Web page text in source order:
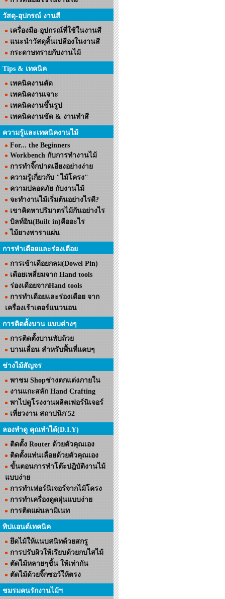
วัสดุ-อุปกรณ์ งานสี
เครื่องมือ-อุปกรณ์ที่ใช้ในงานสี
แนะนำวัสดุสิ้นเปลืองในงานสี
กระดาษทรายกับงานไม้
Tips & เทคนิค
เทคนิคงานตัด
เทคนิคงานเจาะ
เทคนิคงานขึ้นรูป
เทคนิคงานขัด & งานทำสี
ความรู้และเทคนิคงานไม้
For... the Beginners
Workbench กับการทำงานไม้
การทำจิ๊กปาดเอียงอย่างง่าย
ความรู้เกี่ยวกับ "ไม้โครง"
ความปลอดภัย กับงานไม้
จะทำงานไม้เริ่มต้นอย่างไรดี?
เขาคิดหาปริมาตรไม้กันอย่างไร
บิลท์อิน(Built in)คืออะไร
ไม้ยางพาราแผ่น
การทำเดือยและร่องเดือย
การเข้าเดือยกลม(Dowel Pin)
เดือยเหลี่ยมจาก Hand tools
ร่องเดือยจากHand tools
การทำเดือยและร่องเดือย จาก
เครื่องเร้าเตอร์แนวนอน
การติดตั้งบาน แบบต่างๆ
การติดตั้งบานพับถ้วย
บานเลื่อน สำหรับพื้นที่แคบๆ
ช่างไม้สัญจร
พาชม Shopช่างตกแต่งภายใน
งานแกะสลัก Hand Crafting
พาไปดูโรงงานผลิตเฟอร์นิเจอร์
เที่ยวงาน สถาปนิก'52
ลองทำดู คุณทำได้(D.I.Y)
ติดตั้ง Router ด้วยตัวคุณเอง
ติดตั้งแท่นเลื่อยด้วยตัวคุณเอง
ขั้นตอนการทำโต๊ะปฎิบัติงานไม้
แบบง่าย
การทำเฟอร์นิเจอร์จากไม้โครง
การทำเครื่องดูดฝุ่นแบบง่าย
การติดแผ่นลามิเนท
ทิปแอนด์เทคนิค
ยึดไม้ให้แนบสนิทด้วยสกรู
การปรับผิวให้เรียบด้วยกบไสไม้
ตัดไม้หลายๆชิ้น ให้เท่ากัน
ตัดไม้ด้วยจิ๊กซอว์ให้ตรง
ชมรมคนรักงานไม้ฯ